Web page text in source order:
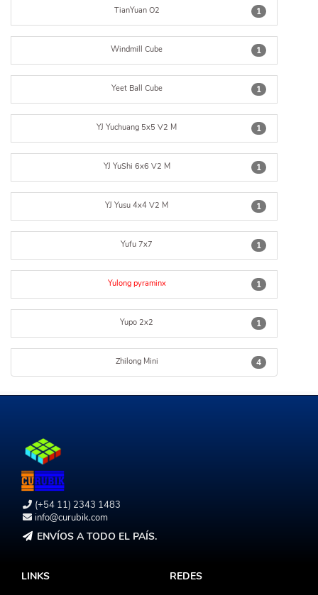
1
TianYuan O2
1
Windmill Cube
1
Yeet Ball Cube
1
YJ Yuchuang 5x5 V2 M
1
YJ YuShi 6x6 V2 M
1
YJ Yusu 4x4 V2 M
1
Yufu 7x7
1
Yulong pyraminx
1
Yupo 2x2
4
Zhilong Mini
(+54 11) 2343 1483
info@curubik.com
ENVÍOS A TODO EL PAÍS.
LINKS REDES